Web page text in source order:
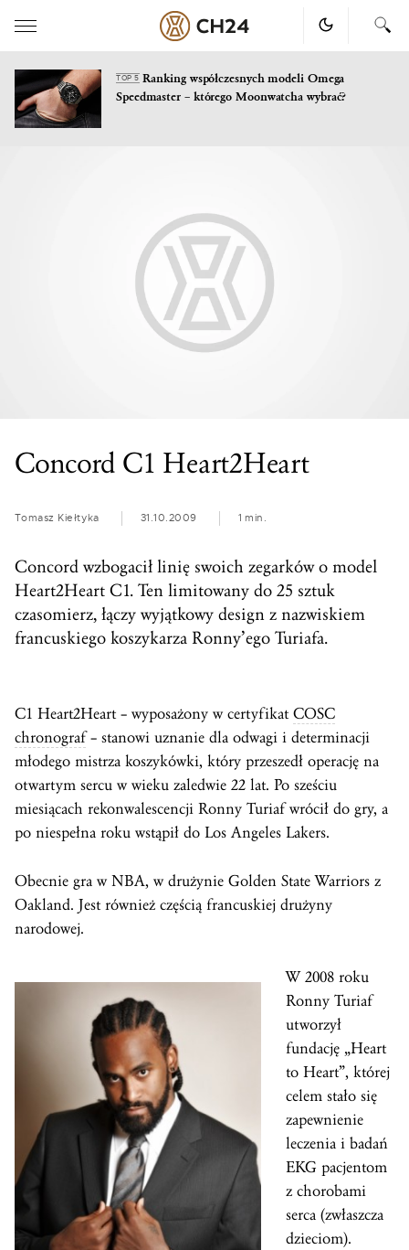
TOP 5Ranking współczesnych modeli Omega
Speedmaster – którego Moonwatcha wybrać?
Concord C1 Heart2Heart
Tomasz Kiełtyka 31.10.2009 1 min.
Concord wzbogacił linię swoich zegarków o model
Heart2Heart C1. Ten limitowany do 25 sztuk
czasomierz, łączy wyjątkowy design z nazwiskiem
francuskiego koszykarza Ronny’ego Turiafa.
C1 Heart2Heart – wyposażony w certyfikatCOSC
chronograf– stanowi uznanie dla odwagi i determinacji
młodego mistrza koszykówki, który przeszedł operację na
otwartym sercu w wieku zaledwie 22 lat. Po sześciu
miesiącach rekonwalescencji Ronny Turiaf wrócił do gry, a
po niespełna roku wstąpił do Los Angeles Lakers.
Obecnie gra w NBA, w drużynie Golden State Warriors z
Oakland. Jest również częścią francuskiej drużyny
narodowej.
W 2008 roku
Ronny Turiaf
utworzył
fundację „Heart
to Heart”, której
celem stało się
zapewnienie
leczenia i badań
EKG pacjentom
z chorobami
serca (zwłaszcza
dzieciom).